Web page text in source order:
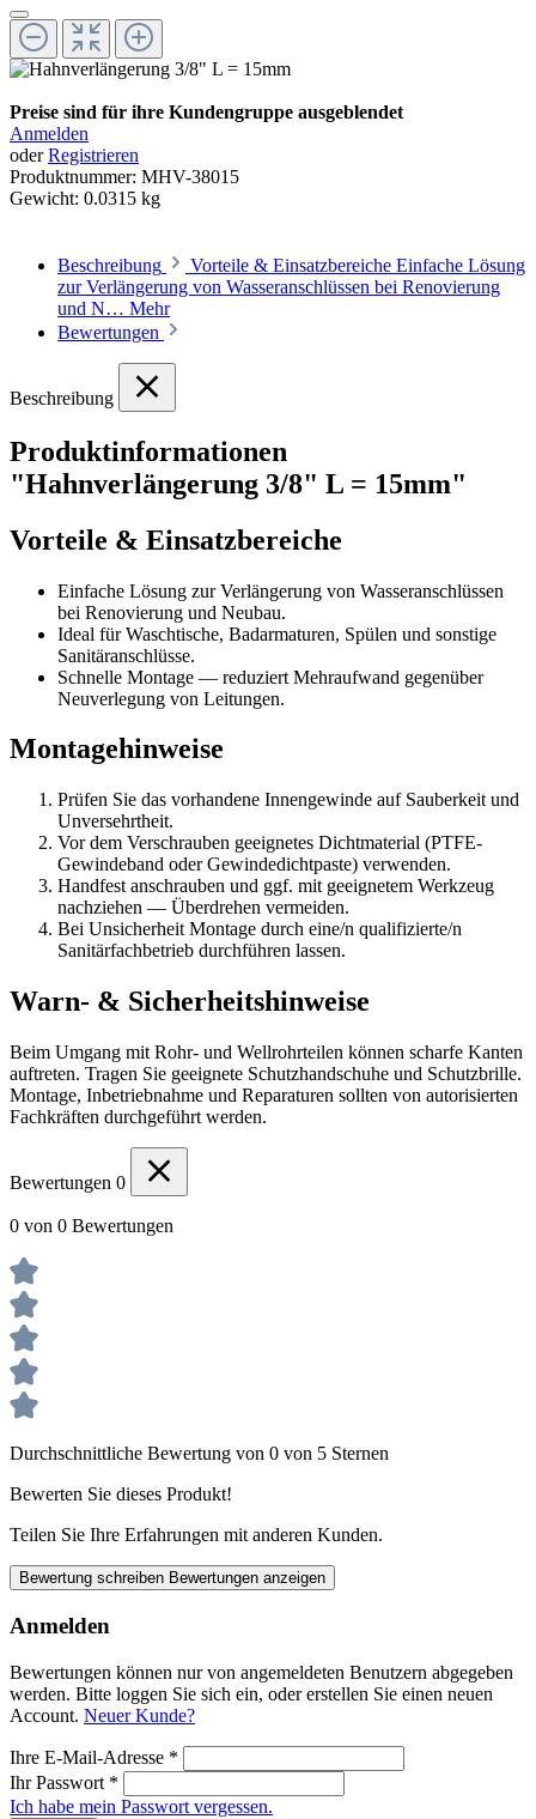
Preise sind für ihre Kundengruppe ausgeblendet
Anmelden
oderRegistrieren
Produktnummer: MHV-38015
Gewicht: 0.0315 kg
Beschreibung
Vorteile & Einsatzbereiche Einfache Lösung
zur Verlängerung von Wasseranschlüssen bei Renovierung
und N… Mehr
Bewertungen
Beschreibung
Produktinformationen
"Hahnverlängerung 3/8" L = 15mm"
Vorteile & Einsatzbereiche
Einfache Lösung zur Verlängerung von Wasseranschlüssen
bei Renovierung und Neubau.
Ideal für Waschtische, Badarmaturen, Spülen und sonstige
Sanitäranschlüsse.
Schnelle Montage — reduziert Mehraufwand gegenüber
Neuverlegung von Leitungen.
Montagehinweise
Prüfen Sie das vorhandene Innengewinde auf Sauberkeit und
Unversehrtheit.
Vor dem Verschrauben geeignetes Dichtmaterial (PTFE-
Gewindeband oder Gewindedichtpaste) verwenden.
Handfest anschrauben und ggf. mit geeignetem Werkzeug
nachziehen — Überdrehen vermeiden.
Bei Unsicherheit Montage durch eine/n qualifizierte/n
Sanitärfachbetrieb durchführen lassen.
Warn- & Sicherheitshinweise
Beim Umgang mit Rohr- und Wellrohrteilen können scharfe Kanten
auftreten. Tragen Sie geeignete Schutzhandschuhe und Schutzbrille.
Montage, Inbetriebnahme und Reparaturen sollten von autorisierten
Fachkräften durchgeführt werden.
Bewertungen 0
0 von 0 Bewertungen
Durchschnittliche Bewertung von 0 von 5 Sternen
Bewerten Sie dieses Produkt!
Teilen Sie Ihre Erfahrungen mit anderen Kunden.
Bewertung schreiben Bewertungen anzeigen
Anmelden
Bewertungen können nur von angemeldeten Benutzern abgegeben
werden. Bitte loggen Sie sich ein, oder erstellen Sie einen neuen
Account. Neuer Kunde?
Ihre E-Mail-Adresse *
Ihr Passwort *
Ich habe mein Passwort vergessen.